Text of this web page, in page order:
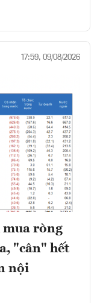
17:59, 09/08/2026
ròng
"cân" hết
nội